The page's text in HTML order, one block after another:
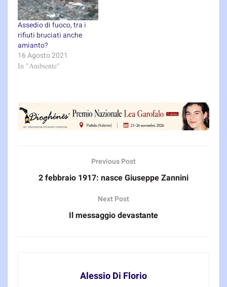
Assedio di fuoco, tra i
rifiuti bruciati anche
amianto?
16 Agosto 2021
In "Ambiente"
Previous Post
2 febbraio 1917: nasce Giuseppe Zannini
Next Post
Il messaggio devastante
Alessio Di Florio